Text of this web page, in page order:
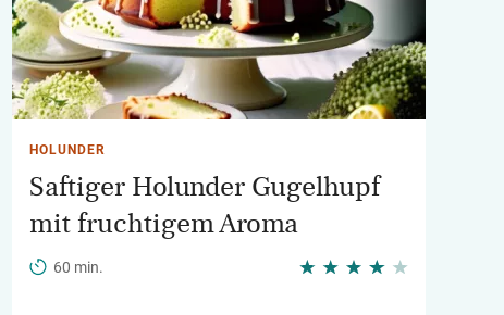
HOLUNDER
Saftiger Holunder Gugelhupf
mit fruchtigem Aroma
60 min.